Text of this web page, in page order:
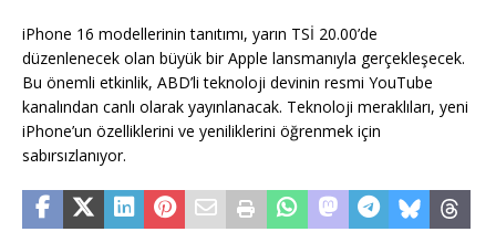
iPhone 16 modellerinin tanıtımı, yarın TSİ 20.00’de
düzenlenecek olan büyük bir Apple lansmanıyla gerçekleşecek.
Bu önemli etkinlik, ABD’li teknoloji devinin resmi YouTube
kanalından canlı olarak yayınlanacak. Teknoloji meraklıları, yeni
iPhone’un özelliklerini ve yeniliklerini öğrenmek için
sabırsızlanıyor.